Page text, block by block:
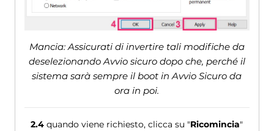
Mancia: Assicurati di invertire tali modifiche da
deselezionando Avvio sicuro dopo che, perché il
sistema sarà sempre il boot in Avvio Sicuro da
ora in poi.
2.4 quando viene richiesto, clicca su "Ricomincia"